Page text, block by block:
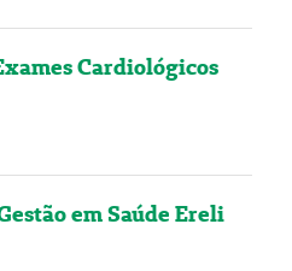
Cardiológicos
em Saúde Ereli